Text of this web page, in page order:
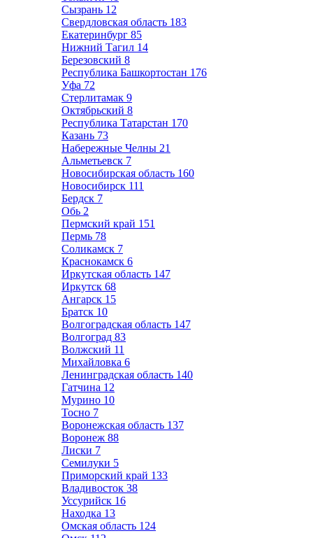
Сызрань 12
Свердловская область 183
Екатеринбург 85
Нижний Тагил 14
Березовский 8
Республика Башкортостан 176
Уфа 72
Стерлитамак 9
Октябрьский 8
Республика Татарстан 170
Казань 73
Набережные Челны 21
Альметьевск 7
Новосибирская область 160
Новосибирск 111
Бердск 7
Обь 2
Пермский край 151
Пермь 78
Соликамск 7
Краснокамск 6
Иркутская область 147
Иркутск 68
Ангарск 15
Братск 10
Волгоградская область 147
Волгоград 83
Волжский 11
Михайловка 6
Ленинградская область 140
Гатчина 12
Мурино 10
Тосно 7
Воронежская область 137
Воронеж 88
Лиски 7
Семилуки 5
Приморский край 133
Владивосток 38
Уссурийск 16
Находка 13
Омская область 124